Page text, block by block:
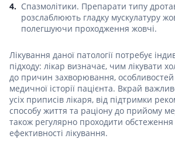
Спазмолітики. Препарати типу
розслаблюють гладку мускулатуру
полегшуючи проходження жовчі.
Лікування даної патології потребує
підходу: лікар визначає, чим лікувати
до причин захворювання, особливостей
медичної історії пацієнта. Вкрай
усіх приписів лікаря, від підтримки
способу життя та раціону до прийому
також регулярно проходити
ефективності лікування.